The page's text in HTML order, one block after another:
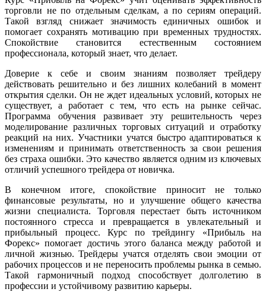
торговли не по отдельным сделкам, а по сериям операций.
Такой взгляд снижает значимость единичных ошибок и
помогает сохранять мотивацию при временных трудностях.
Спокойствие становится естественным состоянием
профессионала, который знает, что делает.
Доверие к себе и своим знаниям позволяет трейдеру
действовать решительно и без лишних колебаний в момент
открытия сделки. Он не ждет идеальных условий, которых не
существует, а работает с тем, что есть на рынке сейчас.
Программа обучения развивает эту решительность через
моделирование различных торговых ситуаций и отработку
реакций на них. Участники учатся быстро адаптироваться к
изменениям и принимать ответственность за свои решения
без страха ошибки. Это качество является одним из ключевых
отличий успешного трейдера от новичка.
В конечном итоге, спокойствие приносит не только
финансовые результаты, но и улучшение общего качества
жизни специалиста. Торговля перестает быть источником
постоянного стресса и превращается в увлекательный и
прибыльный процесс. Курс по трейдингу «Прибыль на
Форекс» помогает достичь этого баланса между работой и
личной жизнью. Трейдеры учатся отделять свои эмоции от
рабочих процессов и не переносить проблемы рынка в семью.
Такой гармоничный подход способствует долголетию в
профессии и устойчивому развитию карьеры.